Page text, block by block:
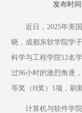
发布时间
近日，2025年美
晓，成都东软学院学
科学与工程学院12名
过96小时的激烈角逐
等奖（H奖）1项，刷
计算机与软件学